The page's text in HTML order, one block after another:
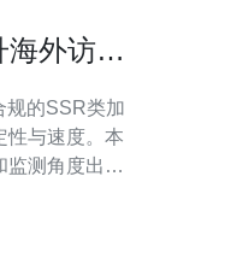
外访问
规的SSR类加
性与速度。本
监测角度出